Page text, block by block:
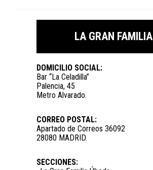
LA GRAN FAMILIA
DOMICILIO SOCIAL:
Bar “La Celadilla”
Palencia, 45
Metro Alvarado.
CORREO POSTAL:
Apartado de Correos 36092
28080 MADRID.
SECCIONES: